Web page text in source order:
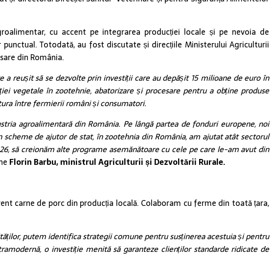
cu accent pe integrarea producției locale și pe nevoia de
Totodată, au fost discutate și direcțiile Ministerului Agriculturii
din România.
reușit să se dezvolte prin investiții care au depășit 15 milioane de euro în
vegetale în zootehnie, abatorizare și procesare pentru a obține produse
între fermierii români și consumatori.
agroalimentară din România. Pe lângă partea de fonduri europene, noi
de ajutor de stat, în zootehnia din România, am ajutat atât sectorul
să creionăm alte programe asemănătoare cu cele pe care le-am avut din
Florin Barbu, ministrul Agriculturii și Dezvoltării Rurale.
carne de porc din producția locală. Colaboram cu ferme din toată țara,
putem identifica strategii comune pentru susținerea acestuia și pentru
o investiție menită să garanteze clienților standarde ridicate de